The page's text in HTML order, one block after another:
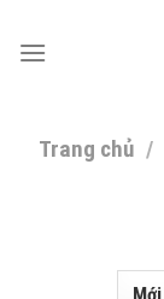
Trang chủ /